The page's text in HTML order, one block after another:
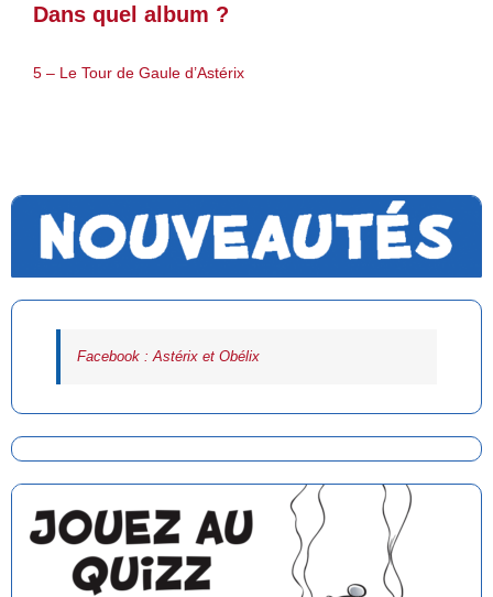
Dans quel album ?
5 – Le Tour de Gaule d’Astérix
Facebook : Astérix et Obélix